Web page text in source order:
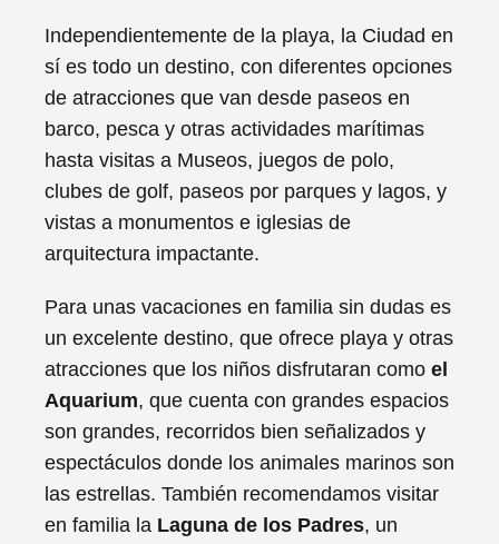
Independientemente de la playa, la Ciudad en
sí es todo un destino, con diferentes opciones
de atracciones que van desde paseos en
barco, pesca y otras actividades marítimas
hasta visitas a Museos, juegos de polo,
clubes de golf, paseos por parques y lagos, y
vistas a monumentos e iglesias de
arquitectura impactante.
Para unas vacaciones en familia sin dudas es
un excelente destino, que ofrece playa y otras
atracciones que los niños disfrutaran como el
Aquarium, que cuenta con grandes espacios
son grandes, recorridos bien señalizados y
espectáculos donde los animales marinos son
las estrellas. También recomendamos visitar
en familia la Laguna de los Padres, un